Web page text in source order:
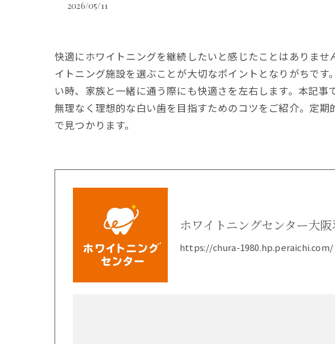
2026/05/11
快適にホワイトニングを継続したいと感じたことはありま
イトニング施設を選ぶことが大切なポイントとなりがちで
い時、家族と一緒に通う際にも快適さを左右します。本記
無理なく理想的な白い歯を目指すためのコツをご紹介。定
で見つかります。
ホワイトニングセンター大
https://chura-1980.hp.peraichi.com/